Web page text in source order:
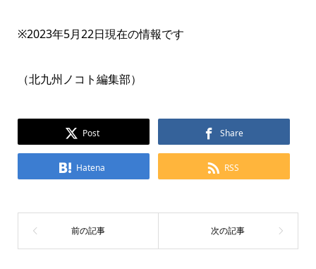
※2023年5月22日現在の情報です
（北九州ノコト編集部）
Post Share
Hatena RSS